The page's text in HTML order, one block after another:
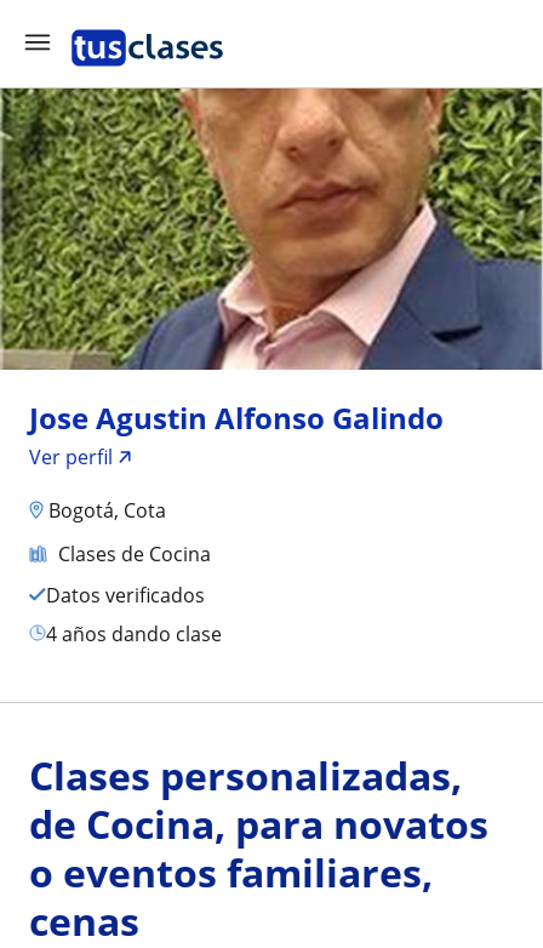
Jose Agustin Alfonso Galindo
Ver perfil
Bogotá, Cota
Clases de Cocina
Datos verificados
4 años dando clase
Clases personalizadas,
de Cocina, para novatos
o eventos familiares,
cenas